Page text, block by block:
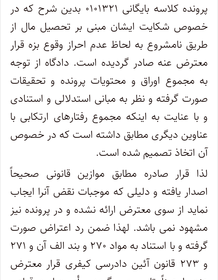
پرونده کلاسه بایگانی ۰۱۰۱۳۲۱ بدین شرح که در
خصوص شکایت ایشان مبنی بر تحصیل مال از
طریق نامشروع به لحاظ عدم احراز وقوع بزه قرار
معترض عنه صادر گردیده است. دادگاه از توجه
به مجموع اوراق و محتویات پرونده و تحقیقات
صورت گرفته و نظر به مبانی استدلالی و استنادی
و با عنایت به اینکه مجموع رفتارهای ارتکابی با
عناوین دیگری مطابق داشته است که در خصوص
آن اتخاذ تصمیم شده است.
لذا قرار صادره مطابق موازین قانونی صحیحاً
اصدار یافته و دلیلی که موجبات نقض آنرا ایجاب
نماید از سوی معترض ارائه نشده و در پرونده نیز
مشهود نمی باشد. لهذا ضمن رد اعتراض صورت
گرفته و با استناد به مواد ۲۷۰ و بند الف آن و ۲۷۱
و ۲۷۳ قانون آئین دادرسی کیفری قرار معترض